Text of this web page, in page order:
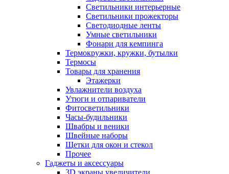
Светильники интерьерные
Светильники прожекторы
Светодиодные ленты
Умные светильники
Фонари для кемпинга
Термокружки, кружки, бутылки
Термосы
Товары для хранения
Этажерки
Увлажнители воздуха
Утюги и отпариватели
Фитосветильники
Часы-будильники
Швабры и веники
Швейные наборы
Щетки для окон и стекол
Прочее
Гаджеты и аксессуары
3D экраны увеличители